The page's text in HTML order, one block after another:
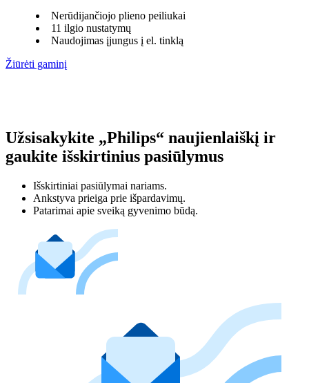
Nerūdijančiojo plieno peiliukai
11 ilgio nustatymų
Naudojimas įjungus į el. tinklą
Žiūrėti gaminį
Užsisakykite „Philips“ naujienlaiškį ir
gaukite išskirtinius pasiūlymus
Išskirtiniai pasiūlymai nariams.
Ankstyva prieiga prie išpardavimų.
Patarimai apie sveiką gyvenimo būdą.